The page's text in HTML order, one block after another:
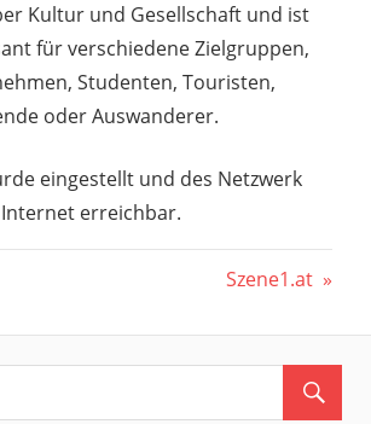
Kultur und Gesellschaft und ist
für verschiedene Zielgruppen,
Studenten, Touristen,
oder Auswanderer.
eingestellt und des Netzwerk
erreichbar.
Nächster
Szene1.at